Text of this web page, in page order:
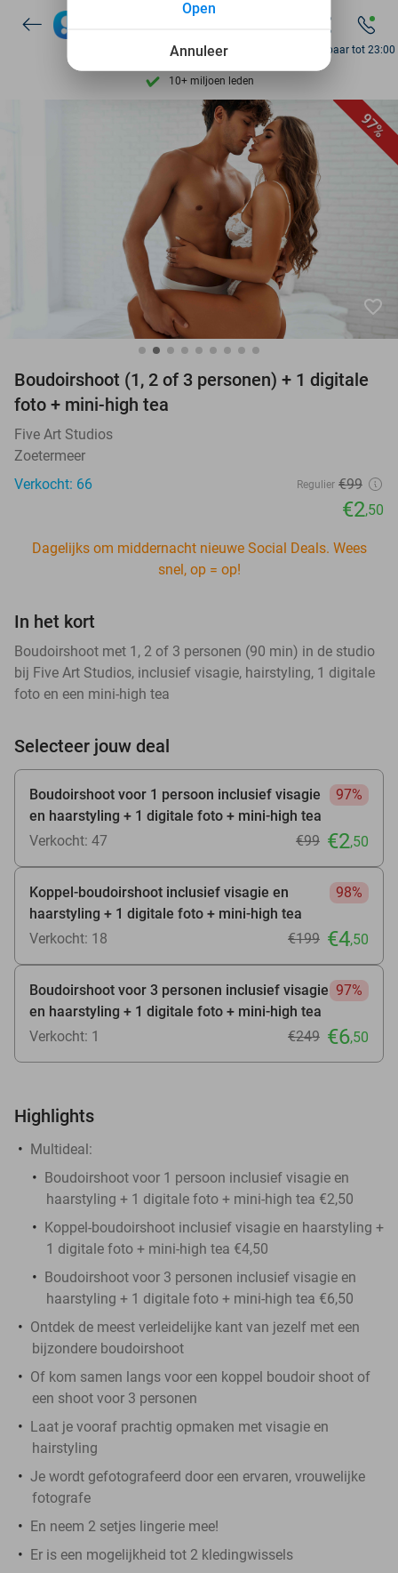
Ontdek 15.000+ deals
7 dagen per week beschikbaar
10+ miljoen leden
9,4 op basis van206.084 reviews
Ontdek 15.000+ deals
7 dagen per week beschikbaar
10+ miljoen leden
Bereikbaar tot 23:00
97%
favorite_border
Boudoirshoot (1, 2 of 3 personen) + 1 digitale
foto + mini-high tea
Five Art Studios
Zoetermeer
Verkocht: 66
Regulier €99
€2,50
Dagelijks om middernacht nieuwe Social Deals. Wees
snel, op = op!
In het kort
Boudoirshoot met 1, 2 of 3 personen (90 min) in de studio
bij Five Art Studios, inclusief visagie, hairstyling, 1 digitale
foto en een mini-high tea
Selecteer jouw deal
Boudoirshoot voor 1 persoon inclusief visagie
en haarstyling + 1 digitale foto + mini-high tea
97%
Verkocht: 47 €99 €2,50
Koppel-boudoirshoot inclusief visagie en
haarstyling + 1 digitale foto + mini-high tea
98%
Verkocht: 18 €199 €4,50
Boudoirshoot voor 3 personen inclusief visagie
en haarstyling + 1 digitale foto + mini-high tea
97%
Verkocht: 1 €249 €6,50
Highlights
Multideal:
Boudoirshoot voor 1 persoon inclusief visagie en
haarstyling + 1 digitale foto + mini-high tea €2,50
Koppel-boudoirshoot inclusief visagie en haarstyling +
1 digitale foto + mini-high tea €4,50
Boudoirshoot voor 3 personen inclusief visagie en
haarstyling + 1 digitale foto + mini-high tea €6,50
Ontdek de meest verleidelijke kant van jezelf met een
bijzondere boudoirshoot
Of kom samen langs voor een koppel boudoir shoot of
een shoot voor 3 personen
Laat je vooraf prachtig opmaken met visagie en
hairstyling
Je wordt gefotografeerd door een ervaren, vrouwelijke
fotografe
En neem 2 setjes lingerie mee!
Er is een mogelijkheid tot 2 kledingwissels
Annuleer
Open